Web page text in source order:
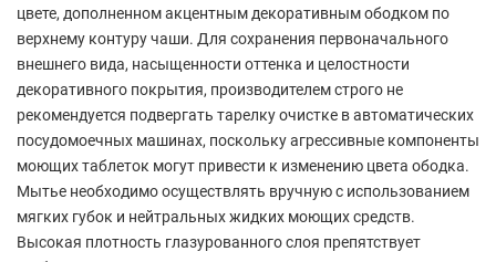
цвете, дополненном акцентным декоративным ободком по
верхнему контуру чаши. Для сохранения первоначального
внешнего вида, насыщенности оттенка и целостности
декоративного покрытия, производителем строго не
рекомендуется подвергать тарелку очистке в автоматических
посудомоечных машинах, поскольку агрессивные компоненты
моющих таблеток могут привести к изменению цвета ободка.
Мытье необходимо осуществлять вручную с использованием
мягких губок и нейтральных жидких моющих средств.
Высокая плотность глазурованного слоя препятствует